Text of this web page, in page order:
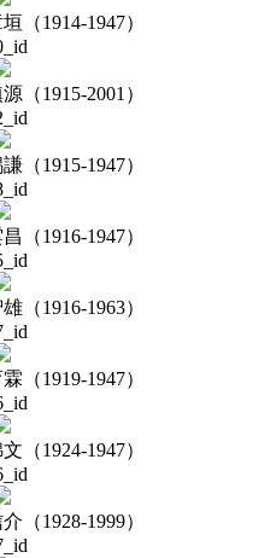
（1914-1947）
（1915-2001）
（1915-1947）
（1916-1947）
（1916-1963）
（1919-1947）
（1924-1947）
（1928-1999）